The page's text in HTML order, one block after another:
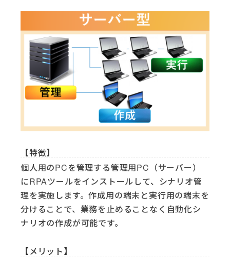
【特徴】
個人用のPCを管理する管理用PC（サーバー）
にRPAツールをインストールして、シナリオ管
理を実施します。作成用の端末と実行用の端末を
分けることで、業務を止めることなく自動化シ
ナリオの作成が可能です。
【メリット】